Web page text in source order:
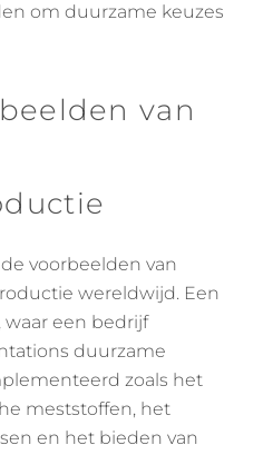
om duurzame keuzes
van
voorbeelden van
wereldwijd. Een
waar een bedrijf
duurzame
zoals het
meststoffen, het
en het bieden van